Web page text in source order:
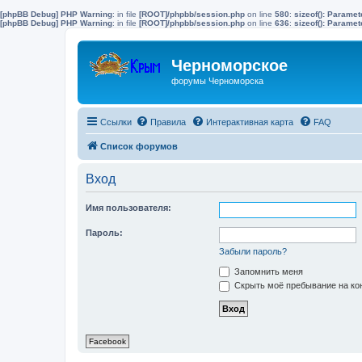
[phpBB Debug] PHP Warning: in file [ROOT]/phpbb/session.php on line 580: sizeof():
[phpBB Debug] PHP Warning: in file [ROOT]/phpbb/session.php on line 636: sizeof():
Черноморское
форумы Черноморска
Ссылки Правила Интерактивная карта FAQ
Список форумов
Вход
Имя пользователя:
Пароль:
Забыли пароль?
Запомнить меня
Скрыть моё пребывание на
Facebook